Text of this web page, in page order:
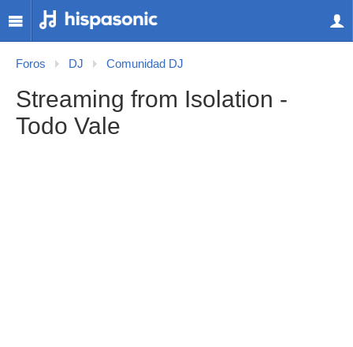
Foros DJ Comunidad DJ
Streaming from Isolation -
Todo Vale